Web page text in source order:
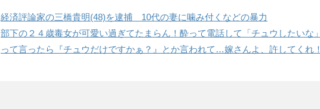
経済評論家の三橋貴明(48)を逮捕 10代の妻に噛み付くなどの暴力
部下の２４歳毒女が可愛い過ぎてたまらん！酔って電話して「チュウしたいな」
って言ったら『チュウだけですかぁ？』とか言われて…嫁さんよ、許してくれ！